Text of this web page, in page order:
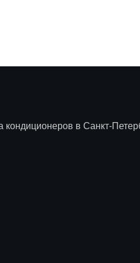
кондиционеров в Санкт-